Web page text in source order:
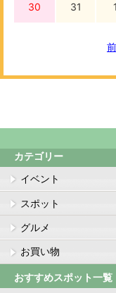
30 31 1
カテゴリー
イベント
スポット
グルメ
お買い物
おすすめスポット一覧